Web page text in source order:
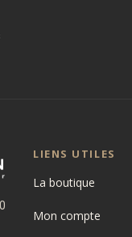
LIENS UTILES
La boutique
Mon compte